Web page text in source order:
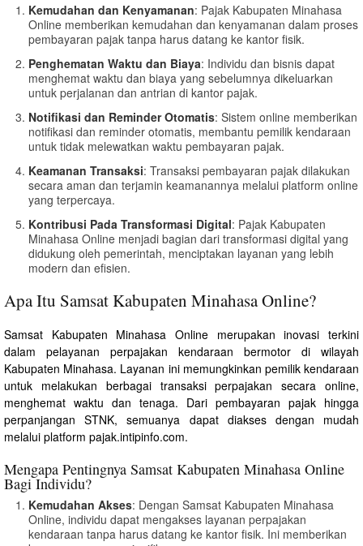
Kemudahan dan Kenyamanan: Pajak Kabupaten Minahasa
Online memberikan kemudahan dan kenyamanan dalam proses
pembayaran pajak tanpa harus datang ke kantor fisik.
Penghematan Waktu dan Biaya: Individu dan bisnis dapat
menghemat waktu dan biaya yang sebelumnya dikeluarkan
untuk perjalanan dan antrian di kantor pajak.
Notifikasi dan Reminder Otomatis: Sistem online memberikan
notifikasi dan reminder otomatis, membantu pemilik kendaraan
untuk tidak melewatkan waktu pembayaran pajak.
Keamanan Transaksi: Transaksi pembayaran pajak dilakukan
secara aman dan terjamin keamanannya melalui platform online
yang terpercaya.
Kontribusi Pada Transformasi Digital: Pajak Kabupaten
Minahasa Online menjadi bagian dari transformasi digital yang
didukung oleh pemerintah, menciptakan layanan yang lebih
modern dan efisien.
Apa Itu Samsat Kabupaten Minahasa Online?
Samsat Kabupaten Minahasa Online merupakan inovasi terkini
dalam pelayanan perpajakan kendaraan bermotor di wilayah
Kabupaten Minahasa. Layanan ini memungkinkan pemilik kendaraan
untuk melakukan berbagai transaksi perpajakan secara online,
menghemat waktu dan tenaga. Dari pembayaran pajak hingga
perpanjangan STNK, semuanya dapat diakses dengan mudah
melalui platform pajak.intipinfo.com.
Mengapa Pentingnya Samsat Kabupaten Minahasa Online
Bagi Individu?
Kemudahan Akses: Dengan Samsat Kabupaten Minahasa
Online, individu dapat mengakses layanan perpajakan
kendaraan tanpa harus datang ke kantor fisik. Ini memberikan